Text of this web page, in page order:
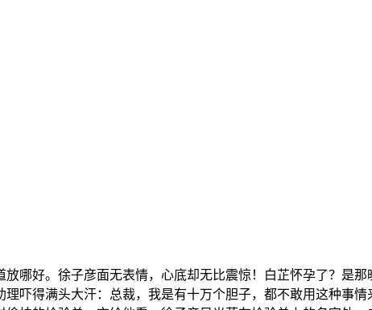
哪好。徐子彦面无表情，心底却无比震惊！白芷怀孕了？是
吓得满头大汗：总裁，我是有十万个胆子，都不敢用这种事